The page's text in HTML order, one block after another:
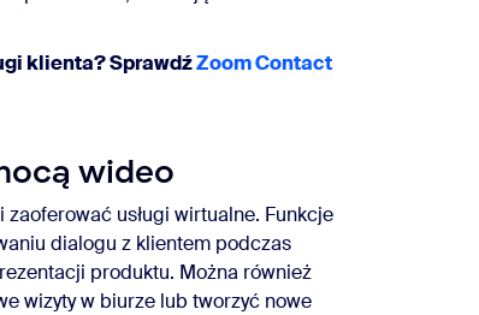
klienta? SprawdźZoom Contact
wideo
usługi wirtualne. Funkcje
dialogu z klientem podczas
produktu. Można również
wizyty w biurze lub tworzyć nowe